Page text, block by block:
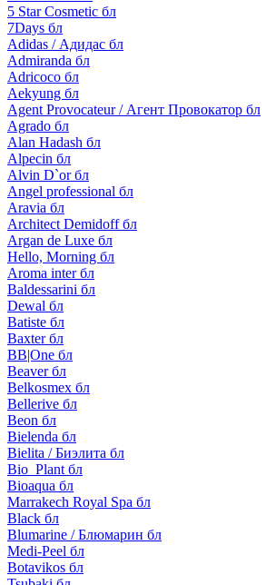
5 Star Cosmetic бл
7Days бл
Adidas / Адидас бл
Admiranda бл
Adricoco бл
Aekyung бл
Agent Provocateur / Агент Провокатор бл
Agrado бл
Alan Hadash бл
Alpecin бл
Alvin D`or бл
Angel professional бл
Aravia бл
Architect Demidoff бл
Argan de Luxe бл
Hello, Morning бл
Aroma inter бл
Baldessarini бл
Dewal бл
Batiste бл
Baxter бл
BB|One бл
Beaver бл
Belkosmex бл
Bellerive бл
Beon бл
Bielenda бл
Bielita / Биэлита бл
Bio_Plant бл
Bioaqua бл
Marrakech Royal Spa бл
Black бл
Blumarine / Блюмарин бл
Medi-Peel бл
Botavikos бл